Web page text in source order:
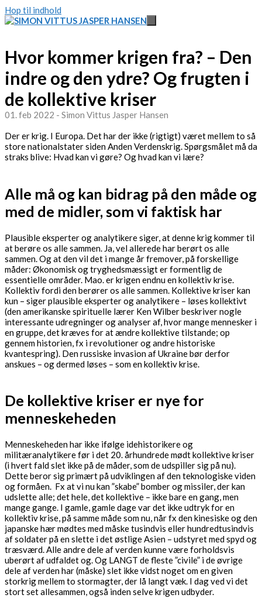
Hop til indhold
Hvor kommer krigen fra? – Den
indre og den ydre? Og frugten i
de kollektive kriser
01. feb 2022 - Simon Vittus Jasper Hansen
Der er krig. I Europa. Det har der ikke (rigtigt) været mellem to så
store nationalstater siden Anden Verdenskrig. Spørgsmålet må da
straks blive: Hvad kan vi gøre? Og hvad kan vi lære?
Alle må og kan bidrag på den måde og
med de midler, som vi faktisk har
Plausible eksperter og analytikere siger, at denne krig kommer til
at berøre os alle sammen. Ja, vel allerede har berørt os alle
sammen. Og at den vil det i mange år fremover, på forskellige
måder: Økonomisk og tryghedsmæssigt er formentlig de
essentielle områder. Mao. er krigen endnu en kollektiv krise.
Kollektiv fordi den berører os alle sammen. Kollektive kriser kan
kun – siger plausible eksperter og analytikere – løses kollektivt
(den amerikanske spirituelle lærer Ken Wilber beskriver nogle
interessante udregninger og analyser af, hvor mange mennesker i
en gruppe, det kræves for at ændre kollektive tilstande; op
gennem historien, fx i revolutioner og andre historiske
kvantespring). Den russiske invasion af Ukraine bør derfor
anskues – og dermed løses – som en kollektiv krise.
De kollektive kriser er nye for
menneskeheden
Menneskeheden har ikke ifølge idehistorikere og
militæranalytikere før i det 20. århundrede mødt kollektive kriser
(i hvert fald slet ikke på de måder, som de udspiller sig på nu).
Dette beror sig primært på udviklingen af den teknologiske viden
og formåen. Fx at vi nu kan ”skabe” bomber og missiler, der kan
udslette alle; det hele, det kollektive – ikke bare en gang, men
mange gange. I gamle, gamle dage var det ikke udtryk for en
kollektiv krise, på samme måde som nu, når fx den kinesiske og den
japanske hær mødtes med måske tusindvis eller hundredtusindvis
af soldater på en slette i det østlige Asien – udstyret med spyd og
træsværd. Alle andre dele af verden kunne være forholdsvis
uberørt af udfaldet og. Og LANGT de fleste ”civile” i de øvrige
dele af verden har (måske) slet ikke vidst noget om en given
storkrig mellem to stormagter, der lå langt væk. I dag ved vi det
stort set allesammen, også inden selve krigen udbyder.